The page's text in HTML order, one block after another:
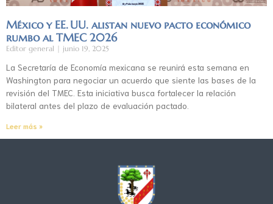
México y EE. UU. alistan nuevo pacto económico
rumbo al TMEC 2026
Editor general junio 19, 2025
La Secretaría de Economía mexicana se reunirá esta semana en
Washington para negociar un acuerdo que siente las bases de la
revisión del TMEC. Esta iniciativa busca fortalecer la relación
bilateral antes del plazo de evaluación pactado.
Leer más »